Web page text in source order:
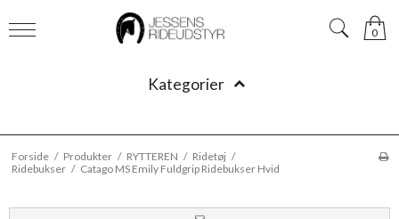
0
Kategorier
Forside / Produkter / RYTTEREN / Ridetøj /
Ridebukser / Catago MS Emily Fuldgrip Ridebukser Hvid